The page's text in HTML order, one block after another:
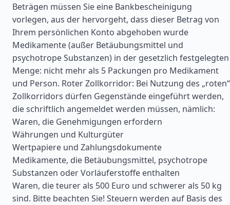
Beträgen müssen Sie eine Bankbescheinigung
vorlegen, aus der hervorgeht, dass dieser Betrag von
Ihrem persönlichen Konto abgehoben wurde
Medikamente (außer Betäubungsmittel und
psychotrope Substanzen) in der gesetzlich festgelegten
Menge: nicht mehr als 5 Packungen pro Medikament
und Person. Roter Zollkorridor: Bei Nutzung des „roten“
Zollkorridors dürfen Gegenstände eingeführt werden,
die schriftlich angemeldet werden müssen, nämlich:
Waren, die Genehmigungen erfordern
Währungen und Kulturgüter
Wertpapiere und Zahlungsdokumente
Medikamente, die Betäubungsmittel, psychotrope
Substanzen oder Vorläuferstoffe enthalten
Waren, die teurer als 500 Euro und schwerer als 50 kg
sind. Bitte beachten Sie! Steuern werden auf Basis des